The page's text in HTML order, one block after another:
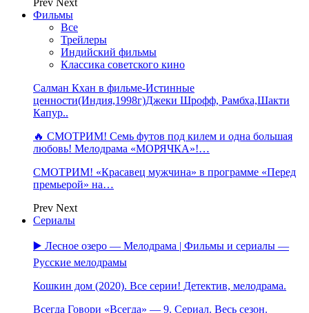
Prev Next
Фильмы
Все
Трейлеры
Индийский фильмы
Классика советского кино
Салман Кхан в фильме-Истинные
ценности(Индия,1998г)Джеки Шрофф, Рамбха,Шакти
Капур..
🔥 СМОТРИМ! Семь футов под килем и одна большая
любовь! Мелодрама «МОРЯЧКА»!…
СМОТРИМ! «Красавец мужчина» в программе «Перед
премьерой» на…
Prev Next
Сериалы
▶️ Лесное озеро — Мелодрама | Фильмы и сериалы —
Русские мелодрамы
Кошкин дом (2020). Все серии! Детектив, мелодрама.
Всегда Говори «Всегда» — 9. Сериал. Весь сезон.